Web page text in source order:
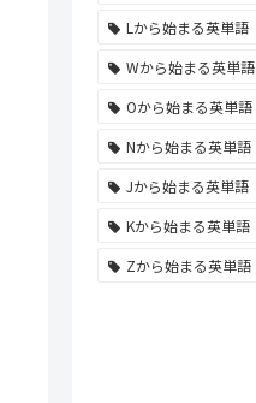
Lから始まる英単語
Wから始まる英単語
Oから始まる英単語
Nから始まる英単語
Jから始まる英単語
Kから始まる英単語
Zから始まる英単語